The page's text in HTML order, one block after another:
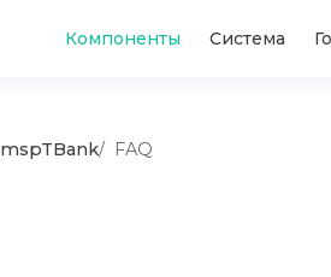
Компоненты Система
mspTBank FAQ